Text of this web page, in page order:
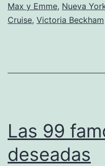
Max y Emme, Nueva
Cruise, Victoria Beckham
Las 99
deseadas